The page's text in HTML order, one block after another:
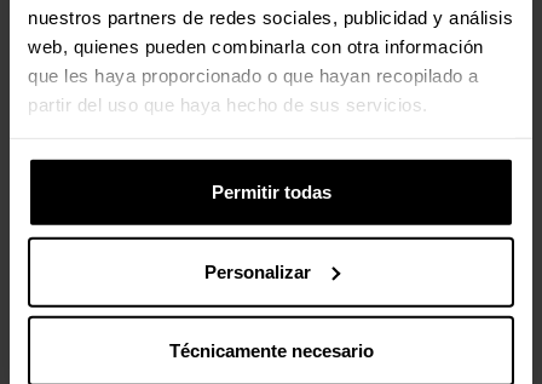
nuestros partners de redes sociales, publicidad y análisis
web, quienes pueden combinarla con otra información
que les haya proporcionado o que hayan recopilado a
partir del uso que haya hecho de sus servicios.
Permitir todas
Personalizar
Técnicamente necesario
Instalación simplificada Si
134 mm
Altura 625 mm